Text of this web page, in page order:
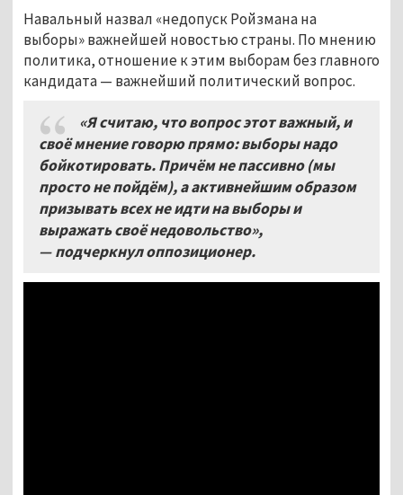
Навальный назвал «недопуск Ройзмана на
выборы» важнейшей новостью страны. По мнению
политика, отношение к этим выборам без главного
кандидата — важнейший политический вопрос.
«Я считаю, что вопрос этот важный, и
своё мнение говорю прямо:выборы надо
бойкотировать.Причём не пассивно(мы
просто не пойдём),а активнейшим образом
призывать всех не идти на выборы и
выражать своё недовольство»,
— подчеркнул оппозиционер.